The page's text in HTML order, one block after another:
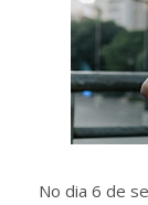
No dia 6 de